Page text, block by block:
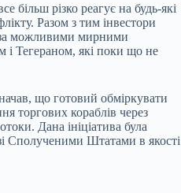
більш різко реагує на будь-які
Разом з тим інвестори
можливими мирними
Тегераном, які поки що не
що готовий обміркувати
торгових кораблів через
Дана ініціатива була
Сполученими Штатами в якості